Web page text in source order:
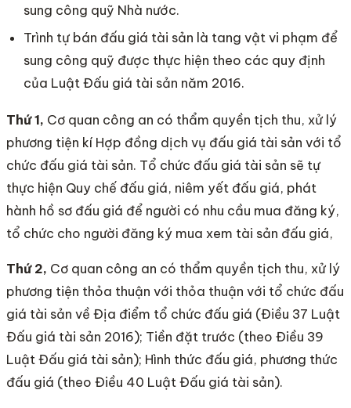
sung công quỹ Nhà nước.
Trình tự bán đấu giá tài sản là tang vật vi phạm để
sung công quỹ được thực hiện theo các quy định
của Luật Đấu giá tài sản năm 2016.
Thứ 1, Cơ quan công an có thẩm quyền tịch thu, xử lý
phương tiện kí Hợp đồng dịch vụ đấu giá tài sản với tổ
chức đấu giá tài sản. Tổ chức đấu giá tài sản sẽ tự
thực hiện Quy chế đấu giá, niêm yết đấu giá, phát
hành hồ sơ đấu giá để người có nhu cầu mua đăng ký,
tổ chức cho người đăng ký mua xem tài sản đấu giá,
Thứ 2, Cơ quan công an có thẩm quyền tịch thu, xử lý
phương tiện thỏa thuận với thỏa thuận với tổ chức đấu
giá tài sản về Địa điểm tổ chức đấu giá (Điều 37 Luật
Đấu giá tài sản 2016); Tiền đặt trước (theo Điều 39
Luật Đấu giá tài sản); Hình thức đấu giá, phương thức
đấu giá (theo Điều 40 Luật Đấu giá tài sản).